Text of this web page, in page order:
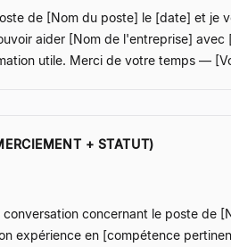
de [Nom du poste] le [date] et je
aider [Nom de l'entreprise]
utile. Merci de votre temps —
+ STATUT)
concernant le poste de
expérience en [compétence